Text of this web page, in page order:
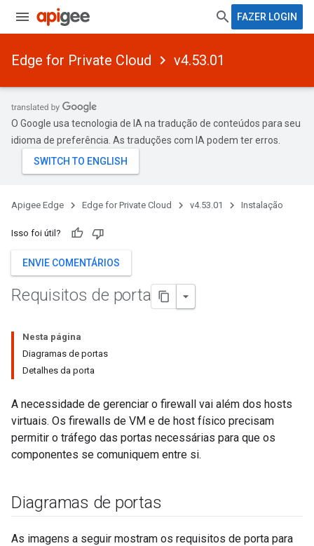
FAZER LOGIN
Edge for Private Cloud v4.53.01
O Google usa tecnologia de IA na tradução de conteúdos para seu
idioma de preferência. As traduções com IA podem ter erros.
Apigee Edge Edge for Private Cloud v4.53.01 Instalação
Isso foi útil?
ENVIE COMENTÁRIOS
Requisitos de porta
Nesta página
Diagramas de portas
Detalhes da porta
A necessidade de gerenciar o firewall vai além dos hosts
virtuais. Os firewalls de VM e de host físico precisam
permitir o tráfego das portas necessárias para que os
componentes se comuniquem entre si.
Diagramas de portas
As imagens a seguir mostram os requisitos de porta para